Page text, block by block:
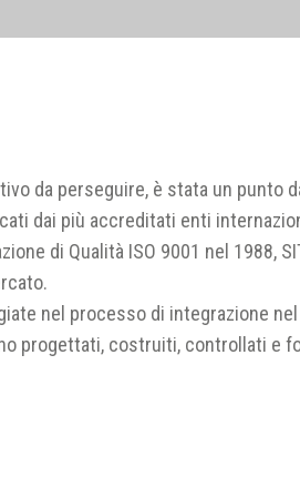
da perseguire, è stata un
dai più accreditati enti
di Qualità ISO 9001 nel
nel processo di integrazione
progettati, costruiti, controllati e